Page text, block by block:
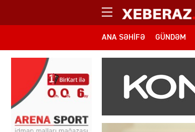
ANA SƏHIFƏ GÜNDƏM